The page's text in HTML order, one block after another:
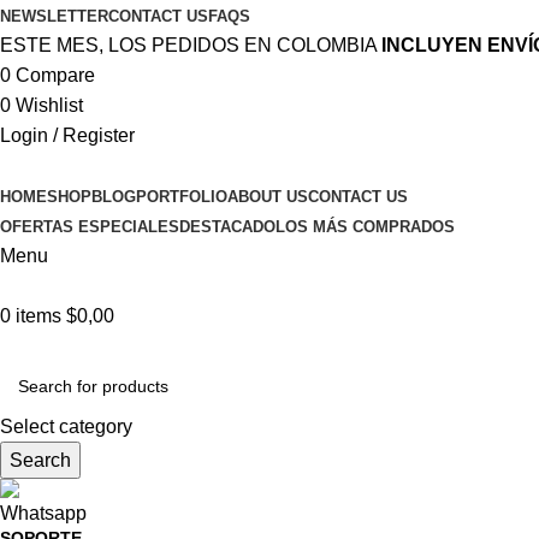
NEWSLETTERCONTACT US FAQS
ESTE MES, LOS PEDIDOS EN COLOMBIA INCLUYEN
0 Compare
0 Wishlist
Login / Register
HOMESHOPBLOGPORTFOLIOABOUT USCONTACT US
OFERTAS ESPECIALES DESTACADOLOS MÁS COMPRADOS
Menu
0 items $0,00
Select category
Search